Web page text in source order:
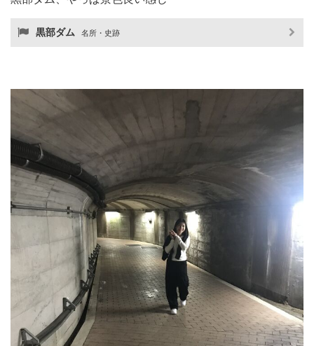
黒部ダム 名所・史跡